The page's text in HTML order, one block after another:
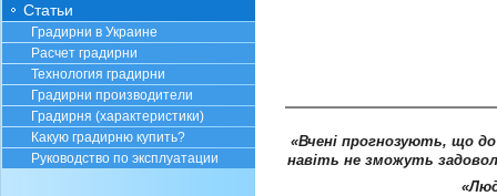
Статьи
Градирни в Украине
Расчет градирни
Технология градирни
Градирни производители
Градирня (характеристики)
Какую градирню купить?
Руководство по эксплуатации
«Вчені прогнозують, що
навіть не зможуть